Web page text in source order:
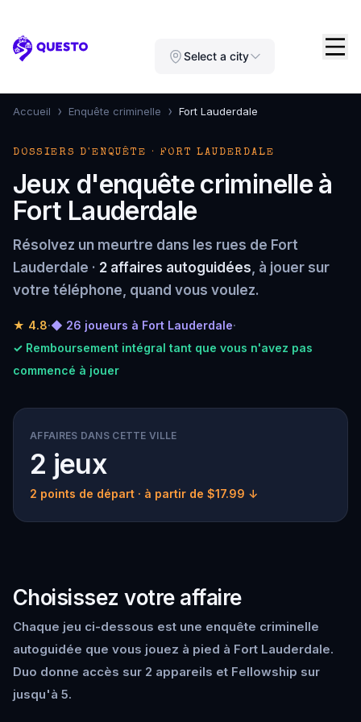
Questo Select a city
Accueil › Enquête criminelle › Fort Lauderdale
DOSSIERS D'ENQUÊTE · FORT LAUDERDALE
Jeux d'enquête criminelle à
Fort Lauderdale
Résolvez un meurtre dans les rues de Fort
Lauderdale · 2 affaires autoguidées, à jouer sur
votre téléphone, quand vous voulez.
★ 4.8·◆ 26 joueurs à Fort Lauderdale·
✓ Remboursement intégral tant que vous n'avez pas
commencé à jouer
AFFAIRES DANS CETTE VILLE
2 jeux
2 points de départ · à partir de $17.99 ↓
Choisissez votre affaire
Chaque jeu ci-dessous est une enquête criminelle
autoguidée que vous jouez à pied à Fort Lauderdale.
Duo donne accès sur 2 appareils et Fellowship sur
jusqu'à 5.